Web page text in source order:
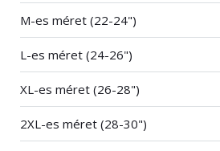
M-es méret (22-24")
L-es méret (24-26")
XL-es méret (26-28")
2XL-es méret (28-30")